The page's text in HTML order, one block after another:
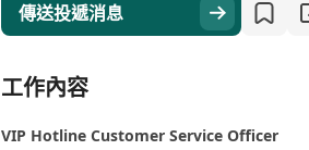
傳送投遞消息
工作內容
VIP Hotline Customer Service Officer